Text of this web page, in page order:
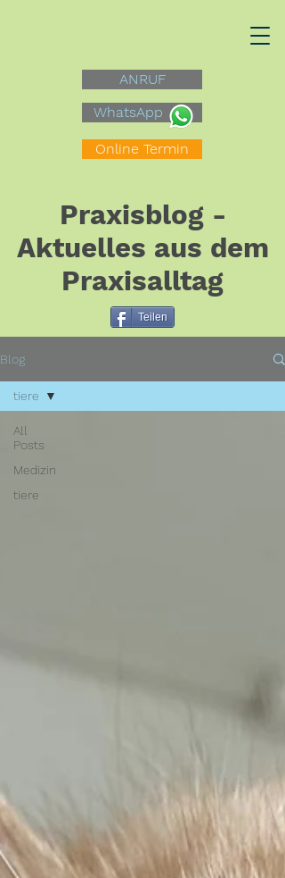
ANRUF
WhatsApp
Online Termin
Praxisblog -
Aktuelles aus dem
Praxisalltag
Teilen
Blog
All
Posts
Medizin
tiere
tiere